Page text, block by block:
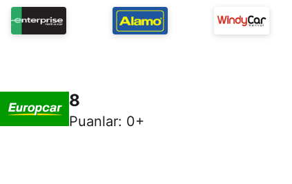
8
Puanlar: 0+